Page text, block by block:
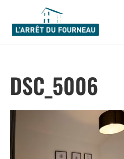
content
DSC_5006